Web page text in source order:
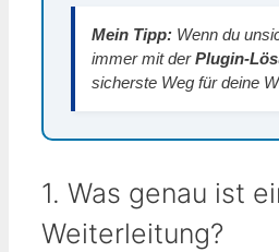
Mein Tipp: Wenn du
immer mit derPlugin-
sicherste Weg für deine
1. Was genau ist
Weiterleitung?